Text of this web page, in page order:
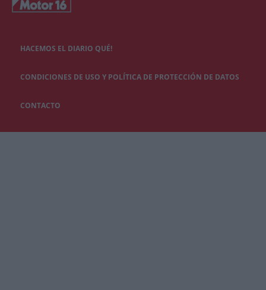
HACEMOS EL DIARIO QUÉ!
CONDICIONES DE USO Y POLÍTICA DE PROTECCIÓN DE DATOS
CONTACTO